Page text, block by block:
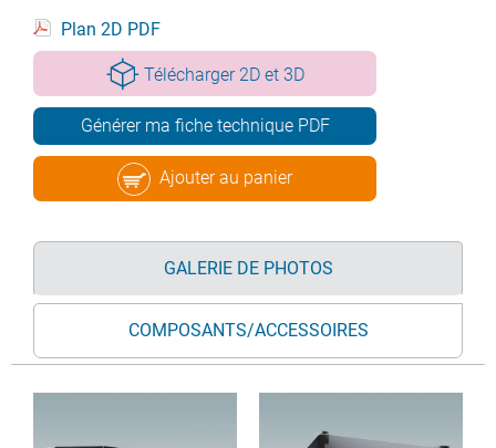
Plan 2D PDF
Télécharger 2D et 3D
Générer ma fiche technique PDF
Ajouter au panier
GALERIE DE PHOTOS
COMPOSANTS/ACCESSOIRES